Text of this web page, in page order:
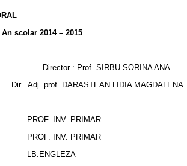
An scolar 2014 – 2015
SORINA ANA
LIDIA MAGDALENA
PROF. INV. PRIMAR
PROF. INV. PRIMAR
LB.ENGLEZA